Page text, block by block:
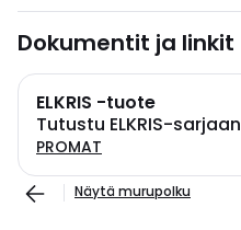
Dokumentit ja linkit
ELKRIS -tuote
Tutustu ELKRIS-sarjaan
PROMAT
Näytä murupolku